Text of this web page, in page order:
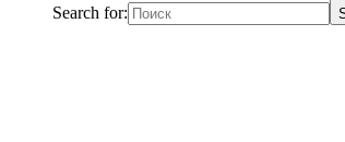
Search for: